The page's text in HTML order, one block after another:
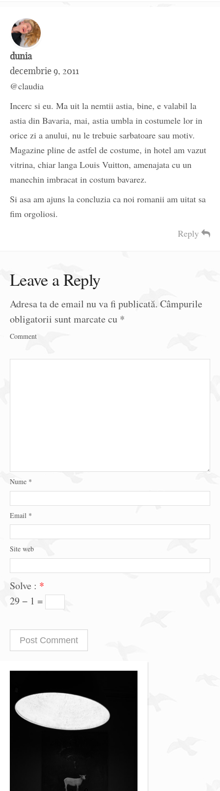
dunia
decembrie 9, 2011
@claudia
Incerc si eu. Ma uit la nemtii astia, bine, e valabil la
astia din Bavaria, mai, astia umbla in costumele lor in
orice zi a anului, nu le trebuie sarbatoare sau motiv.
Magazine pline de astfel de costume, in hotel am vazut
vitrina, chiar langa Louis Vuitton, amenajata cu un
manechin imbracat in costum bavarez.
Si asa am ajuns la concluzia ca noi romanii am uitat sa
fim orgoliosi.
Reply
Leave a Reply
Adresa ta de email nu va fi publicată. Câmpurile
obligatorii sunt marcate cu *
Comment
Nume *
Email *
Site web
Solve : *
29 − 1 =